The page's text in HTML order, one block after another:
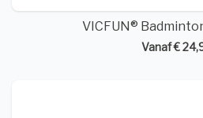
VICFUN®
Vanaf €